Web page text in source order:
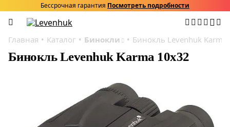
Бессрочная гарантия Посмотреть подробности
Главная Каталог Бинокли Бинокль Levenhuk Karma
Бинокль Levenhuk Karma 10x32